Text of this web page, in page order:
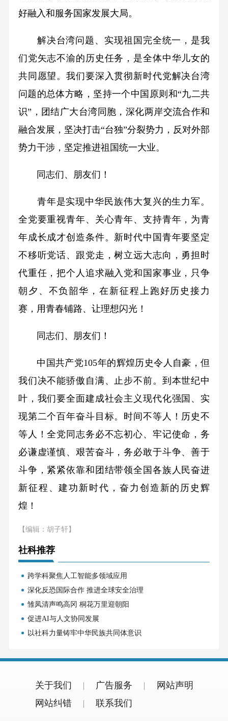
好融入和服务国家发展大局。
解决台湾问题、实现祖国完全统一，是我
们党矢志不渝的历史任务，是全体中华儿女的
共同愿望。我们要深入贯彻新时代党解决台湾
问题的总体方略，坚持一个中国原则和“九二共
识”，团结广大台湾同胞，深化两岸交流合作和
融合发展，坚决打击“台独”分裂势力，反对外部
势力干涉，坚定推进祖国统一大业。
同志们、朋友们！
青年是实现中华民族伟大复兴的生力军。
全党要重视青年、关心青年、支持青年，为青
年成长成才创造条件。新时代中国青年要坚定
不移听党话、跟党走，树立远大志向，勇担时
代重任，把个人追求融入党和国家事业，只争
朝夕、不负韶华，在新征程上跑好历史接力
赛，用青春铺路、让理想闪光！
同志们、朋友们！
中国共产党105年的辉煌历史令人自豪，但
我们决不能骄傲自满、止步不前。到本世纪中
叶，我们要全面建成社会主义现代化强国、实
现第二个百年奋斗目标。时间不等人！历史不
等人！全党同志务必不忘初心、牢记使命，务
必谦虚谨慎、艰苦奋斗，务必敢于斗争、善于
斗争，紧紧依靠和团结带领全国各族人民奋进
新征程、建功新时代，奋力创造新的历史辉
煌！
【编辑：胡子轩】
社科推荐
跨学科聚焦人工智能多领域应用
深化反恐国际合作 推进全球安全治理
雏凤清声鸣高冈 桐花万里迎朝阳
促进AI与人文协同发展
以社科力量铸牢中华民族共同体意识
关于我们 广告服务
网站声明
网站纠错
联系我们